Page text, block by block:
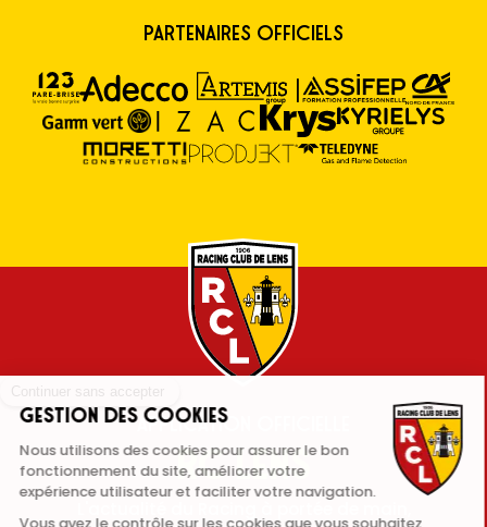
Partenaires Officiels
Application Officielle
RC Lens